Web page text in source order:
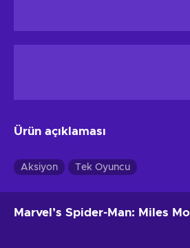
Ürün açıklaması
Aksiyon Tek Oyuncu
Marvel’s Spider-Man: Miles